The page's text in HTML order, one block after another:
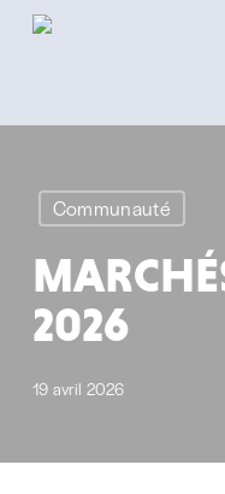
Skip
Communauté
2026
19 avril 2026